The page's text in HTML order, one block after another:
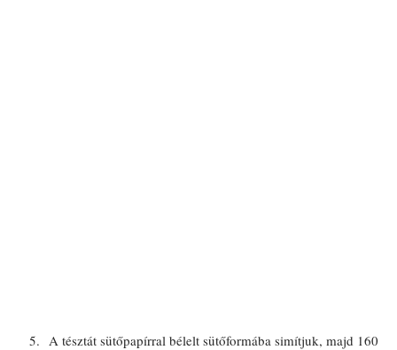
A tésztát sütőpapírral bélelt sütőformába simítjuk, majd 160